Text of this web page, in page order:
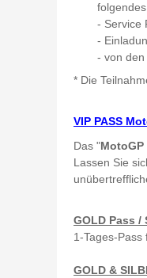
- Service
-
- von
* Die
VIP PASS
Das "MotoGP
Lassen Sie
GOLD Pass /
1-Tages-
GOLD &